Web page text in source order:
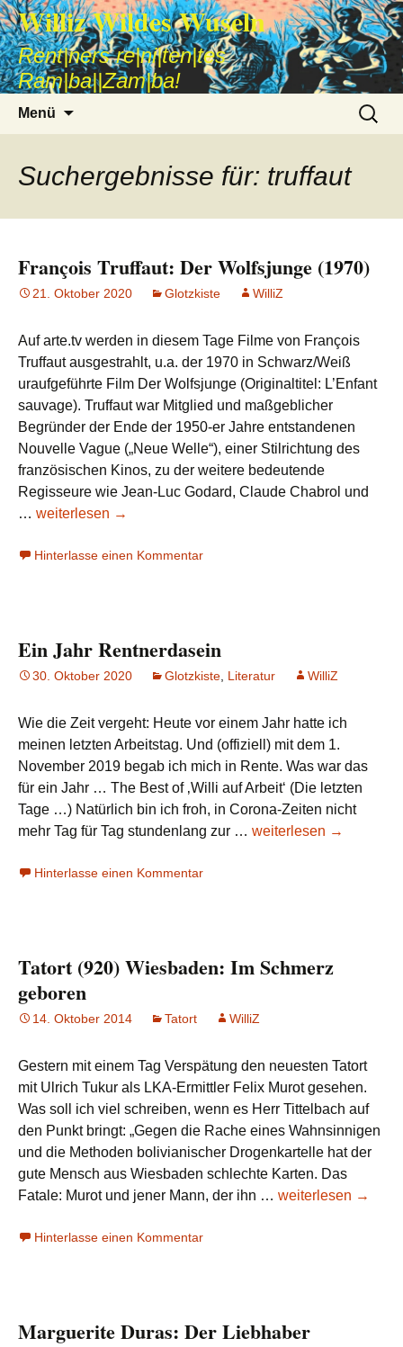
Williz Wildes Wuseln
Rent|ners re|ni|ten|tes
Ram|ba||Zam|ba!
Menü
Suche
nach:
Suchergebnisse für: truffaut
François Truffaut: Der Wolfsjunge (1970)
21. Oktober 2020 Glotzkiste WilliZ
Auf arte.tv werden in diesem Tage Filme von François
Truffaut ausgestrahlt, u.a. der 1970 in Schwarz/Weiß
uraufgeführte Film Der Wolfsjunge (Originaltitel: L’Enfant
sauvage). Truffaut war Mitglied und maßgeblicher
Begründer der Ende der 1950-er Jahre entstandenen
Nouvelle Vague („Neue Welle“), einer Stilrichtung des
französischen Kinos, zu der weitere bedeutende
Regisseure wie Jean-Luc Godard, Claude Chabrol und
… François
Der
weiterlesen →
Hinterlasse einen Kommentar
Ein Jahr Rentnerdasein
30. Oktober 2020 Glotzkiste Literatur WilliZ
Wie die Zeit vergeht: Heute vor einem Jahr hatte ich
meinen letzten Arbeitstag. Und (offiziell) mit dem 1.
November 2019 begab ich mich in Rente. Was war das
für ein Jahr … The Best of ‚Willi auf Arbeit‘ (Die letzten
Tage …) Natürlich bin ich froh, in Corona-Zeiten nicht
mehr Tag für Tag stundenlang zur … Ein
weiterlesen →
Hinterlasse einen Kommentar
Tatort (920) Wiesbaden: Im Schmerz
geboren
14. Oktober 2014 Tatort WilliZ
Gestern mit einem Tag Verspätung den neuesten Tatort
mit Ulrich Tukur als LKA-Ermittler Felix Murot gesehen.
Was soll ich viel schreiben, wenn es Herr Tittelbach auf
den Punkt bringt: „Gegen die Rache eines Wahnsinnigen
und die Methoden bolivianischer Drogenkartelle hat der
gute Mensch aus Wiesbaden schlechte Karten. Das
Fatale: Murot und jener Mann, der ihn … Tatort
weiterlesen →
Hinterlasse einen Kommentar
Marguerite Duras: Der Liebhaber